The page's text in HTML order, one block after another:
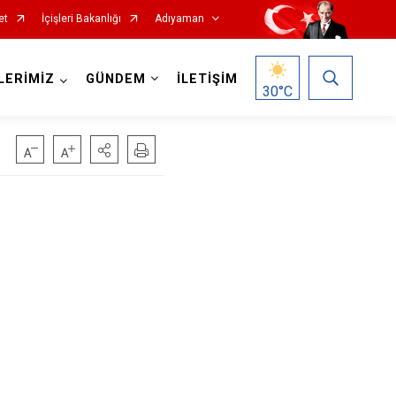
İçişleri Bakanlığı Adıyaman
GÜNDEM İLETİŞİM
30°C